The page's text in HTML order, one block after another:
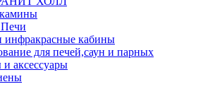
Печи
инфракрасные кабины
для печей,саун и парных
аксессуары